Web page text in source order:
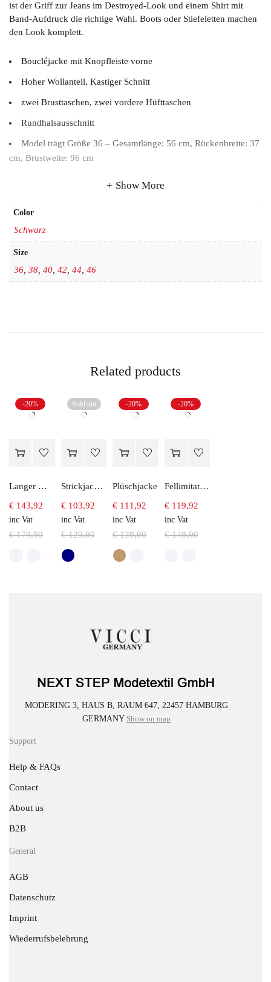
ist der Griff zur Jeans im Destroyed-Look und einem Shirt mit
Band-Aufdruck die richtige Wahl. Boots oder Stiefeletten machen
den Look komplett.
Boucléjacke mit Knopfleiste vorne
Hoher Wollanteil, Kastiger Schnitt
zwei Brusttaschen, zwei vordere Hüfttaschen
Rundhalsausschnitt
Model trägt Größe 36 – Gesamtlänge: 56 cm, Rückenbreite: 37
cm, Brustweite: 96 cm
Show More
Color
Schwarz
Size
36, 38, 40, 42, 44 46
Related products
-20%
Langer Mantel in Fellimitate
€179,90
€ 143,92
inc Vat
Sold out
Strickjacke aus Baumwolle
€129,90
€103,92
inc Vat
-20%
Plüschjacke
€139,90
€ 111,92
inc Vat
-20%
Fellimitatjacke
€149,90
€119,92
inc Vat
MODERING 3, HAUS B, RAUM 647, 22457 HAMBURG
GERMANY Show on map
Support
Help & FAQs
Contact
About us
B2B
General
AGB
Datenschutz
Imprint
Wiederrufsbelehrung